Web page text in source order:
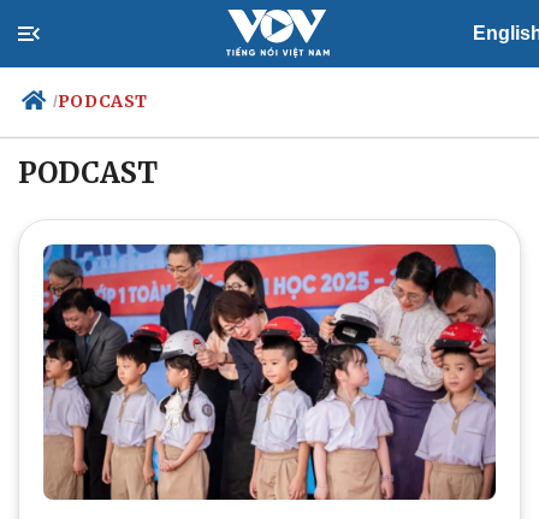
/PODCAST
Chính trị
Đảng
Tổ chức nhân sự
Quốc hội
Nhận diện sự thật
Tin 24h
Dự báo thời tiết
Giáo dục
Dấu ấn VOV
Việc làm
Biển đảo
PODCAST